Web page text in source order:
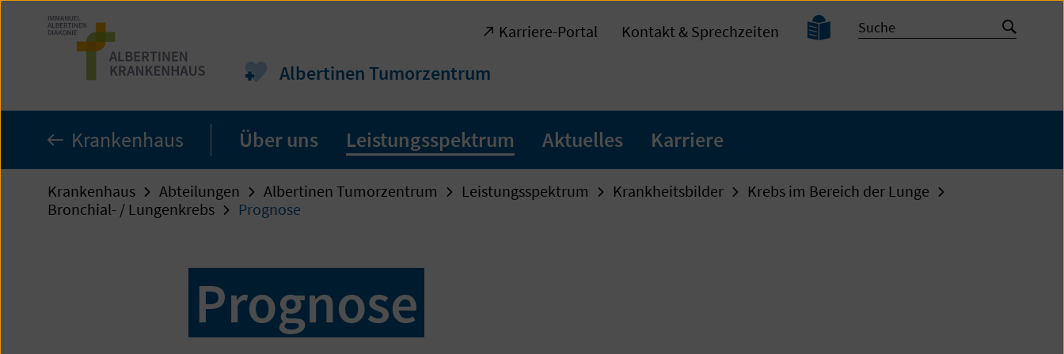
Zum
Seiteninhalt
Albertinen Tumorzentrum
Karriere-Portal Kontakt & Sprechzeiten
Leichte
Sprache
Suche
Suche
starten
Krankenhaus Über uns Leistungsspektrum Aktuelles Karriere
Krankenhaus Abteilungen Albertinen Tumorzentrum Leistungsspektrum Krankheitsbilder
Krebs im Bereich der Lunge
Bronchial- / Lungenkrebs
Prognose
Prognose